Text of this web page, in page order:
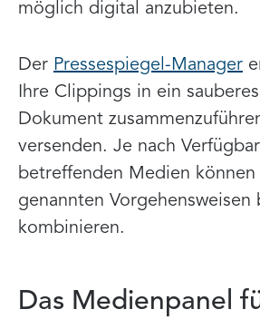
möglich digital anzubieten.
Der Pressespiegel-Manager
Ihre Clippings in ein
Dokument
versenden. Je nach
betreffenden Medien können
genannten Vorgehensweisen
kombinieren.
Das Medienpanel